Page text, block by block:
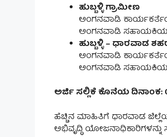
ಹುಬ್ಬಳ್ಳಿ ಗ್ರಾಮೀಣ
ಅಂಗನವಾಡಿ
ಅಂಗನವಾಡಿ
ಹುಬ್ಬಳ್ಳಿ – ಧಾರವಾಡ
ಅಂಗನವಾಡಿ
ಅಂಗನವಾಡಿ
ಅರ್ಜಿ ಸಲ್ಲಿಕೆ ಕೊನೆಯ ದಿನಾಂಕ:
ಹೆಚ್ಚಿನ ಮಾಹಿತಿಗೆ ಧಾರವಾಡ ಜಿಲ್ಲೆಯ
ಅಭಿವೃದ್ಧಿ ಯೋಜನಾಧಿಕಾರಿಗಳನ್ನು